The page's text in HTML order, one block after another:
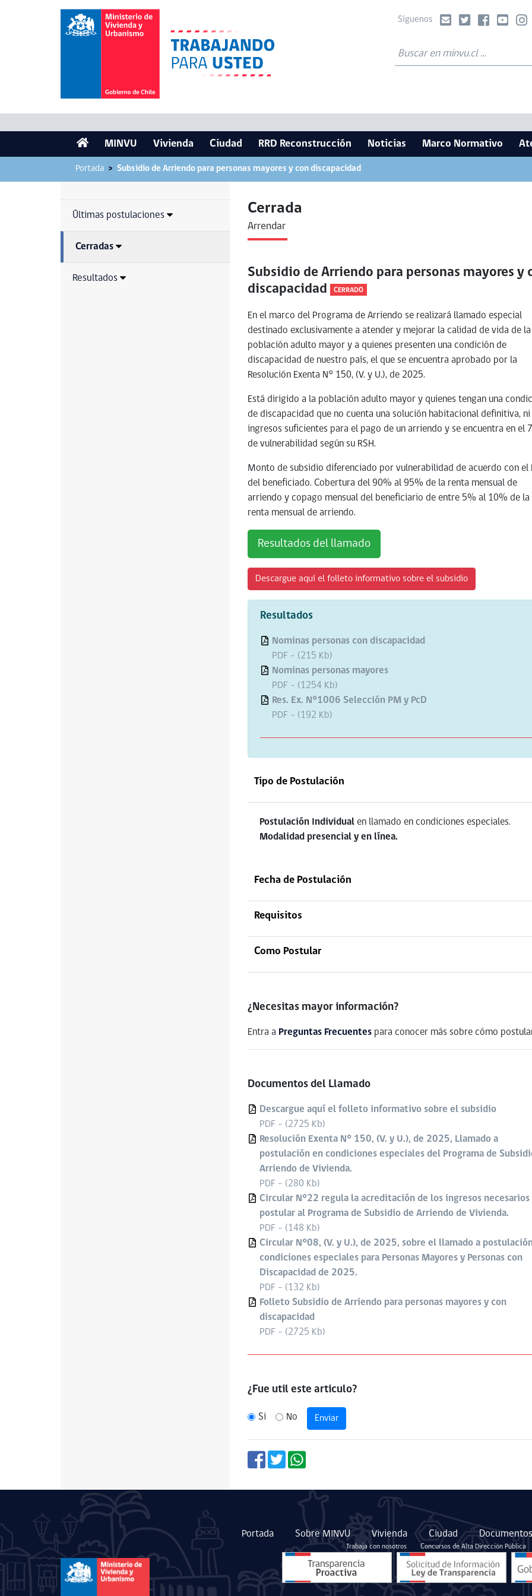
Síguenos
MINVU Vivienda Ciudad RRD Reconstrucción Noticias Marco Normativo
Portada Subsidio de Arriendo para personas mayores y con discapacidad
Últimas postulaciones
Cerradas
Resultados
Cerrada
Arrendar
Subsidio de Arriendo para personas mayores y
discapacidad
CERRADO
En el marco del Programa de Arriendo se realizará llamado especial
destinado exclusivamente a atender y mejorar la calidad de vida de la
población adulto mayor y a quienes presenten una condición de
discapacidad de nuestro país, el que se encuentra aprobado por la
Resolución Exenta N° 150, (V. y U.), de 2025.
Está dirigido a la población adulto mayor y quienes tengan una
de discapacidad que no cuenta una solución habitacional definitiva,
ingresos suficientes para el pago de un arriendo y se encuentra en el
de vulnerabilidad según su RSH.
Monto de subsidio diferenciado por vulnerabilidad de acuerdo con el
del beneficiado. Cobertura del 90% al 95% de la renta mensual de
arriendo y copago mensual del beneficiario de entre 5% al 10% de la
renta mensual de arriendo.
Resultados del llamado
Descargue aquí el folleto informativo sobre el subsidio
Resultados
Nominas personas con discapacidad
PDF - (215 Kb)
Nominas personas mayores
PDF - (1254 Kb)
Res. Ex. N°1006 Selección PM y PcD
PDF - (192 Kb)
Tipo de Postulación
Postulación Individual en llamado en condiciones especiales.
Modalidad presencial y en línea.
Fecha de Postulación
Requisitos
Como Postular
¿Necesitas mayor información?
Entra a Preguntas Frecuentes para conocer más sobre cómo
Documentos del Llamado
Descargue aquí el folleto informativo sobre el subsidio
PDF - (2725 Kb)
Resolución Exenta N° 150, (V. y U.), de 2025, Llamado a
postulación en condiciones especiales del Programa de
Arriendo de Vivienda.
PDF - (280 Kb)
Circular N°22 regula la acreditación de los ingresos necesarios
postular al Programa de Subsidio de Arriendo de Vivienda.
PDF - (148 Kb)
Circular N°08, (V. y U.), de 2025, sobre el llamado a
condiciones especiales para Personas Mayores y Personas con
Discapacidad de 2025.
PDF - (132 Kb)
Folleto Subsidio de Arriendo para personas mayores y con
discapacidad
PDF - (2725 Kb)
¿Fue util este articulo?
Si No Enviar
Portada Sobre MINVU Vivienda Ciudad
Trabaja con nosotros Concursos de Alta Dirección Pública